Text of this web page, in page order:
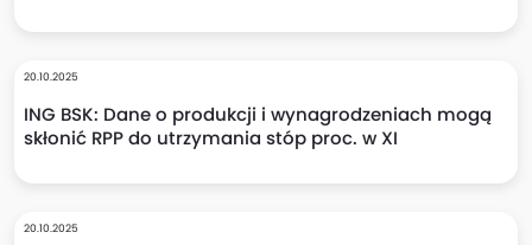
20.10.2025
ING BSK: Dane o produkcji i wynagrodzeniach mogą
skłonić RPP do utrzymania stóp proc. w XI
20.10.2025